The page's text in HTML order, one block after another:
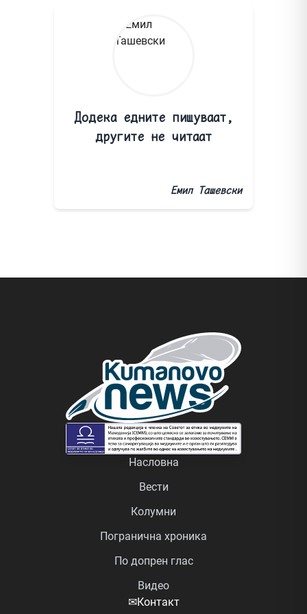
Додека едните пишуваат,
другите не читаат
Емил Ташевски
Насловна
Вести
Колумни
Погранична хроника
По допрен глас
Видео
✉Контакт